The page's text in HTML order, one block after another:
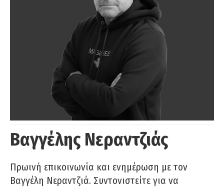
Βαγγέλης Νεραντζιάς
Πρωινή επικοινωνία και ενημέρωση με τον
Βαγγέλη Νεραντζιά. Συντονιστείτε για να